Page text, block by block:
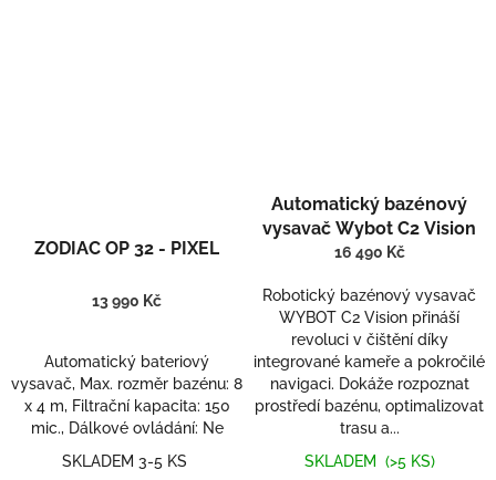
ZODIAC OP 32 - PIXEL
13 990 Kč
Automatický bateriový
vysavač, Max. rozměr bazénu: 8
x 4 m, Filtrační kapacita: 150
mic., Dálkové ovládání: Ne
SKLADEM 3-5 KS
Automatický bazénový
vysavač Wybot C2 Vision
16 490 Kč
Robotický bazénový vysavač
WYBOT C2 Vision přináší
revoluci v čištění díky
integrované kameře a pokročilé
navigaci. Dokáže rozpoznat
prostředí bazénu, optimalizovat
trasu a...
SKLADEM (>5 KS)